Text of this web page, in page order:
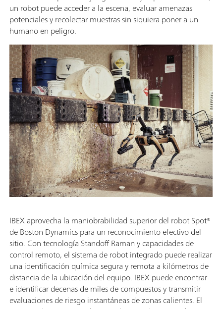
un robot puede acceder a la escena, evaluar amenazas
potenciales y recolectar muestras sin siquiera poner a un
humano en peligro.
IBEX aprovecha la maniobrabilidad superior del robot Spot®
de Boston Dynamics para un reconocimiento efectivo del
sitio. Con tecnología Standoff Raman y capacidades de
control remoto, el sistema de robot integrado puede realizar
una identificación química segura y remota a kilómetros de
distancia de la ubicación del equipo. IBEX puede encontrar
e identificar decenas de miles de compuestos y transmitir
evaluaciones de riesgo instantáneas de zonas calientes. El